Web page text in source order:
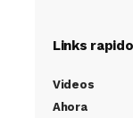
Links
Videos
Ahora